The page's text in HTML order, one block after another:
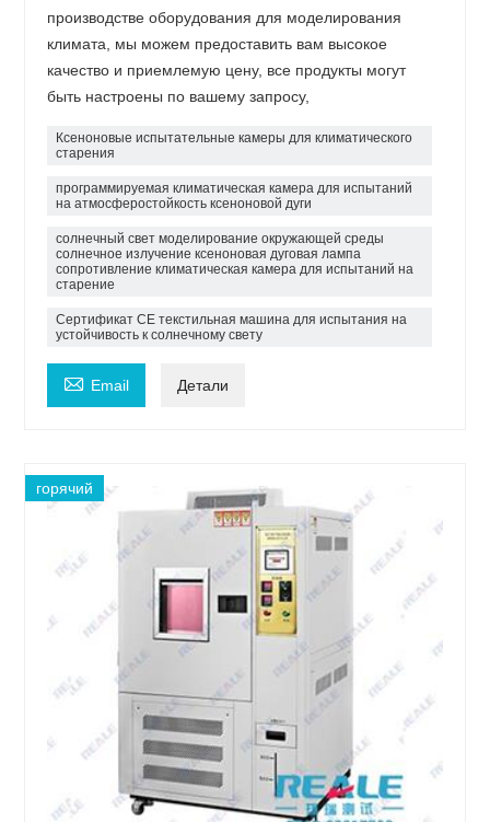
производстве оборудования для моделирования
климата, мы можем предоставить вам высокое
качество и приемлемую цену, все продукты могут
быть настроены по вашему запросу,
Ксеноновые испытательные камеры для климатического
старения
программируемая климатическая камера для испытаний
на атмосферостойкость ксеноновой дуги
солнечный свет моделирование окружающей среды
солнечное излучение ксеноновая дуговая лампа
сопротивление климатическая камера для испытаний на
старение
Сертификат CE текстильная машина для испытания на
устойчивость к солнечному свету
 Email Детали
горячий